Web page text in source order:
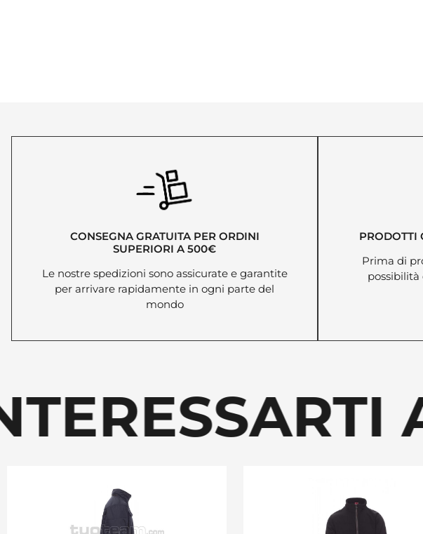
CONSEGNA GRATUITA PER ORDINI
SUPERIORI A 500€
Le nostre spedizioni sono assicurate e garantite
per arrivare rapidamente in ogni parte del
mondo
PRODOTTI
Prima di